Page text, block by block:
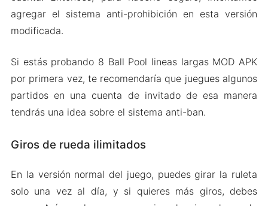
agregar el sistema anti-prohibición en esta versión
modificada.
Si estás probando 8 Ball Pool lineas largas MOD APK
por primera vez, te recomendaría que juegues algunos
partidos en una cuenta de invitado de esa manera
tendrás una idea sobre el sistema anti-ban.
Giros de rueda ilimitados
En la versión normal del juego, puedes girar la ruleta
solo una vez al día, y si quieres más giros, debes